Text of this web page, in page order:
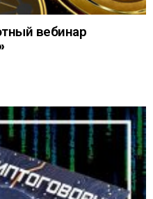
вебинар